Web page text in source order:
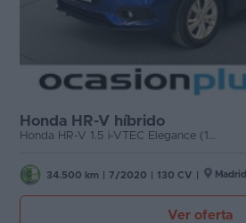
Honda HR-V híbrido
Honda HR-V 1.5 i-VTEC Elegance (130 CV)
34.500 km 7/2020 130 CV Madrid
Ver oferta